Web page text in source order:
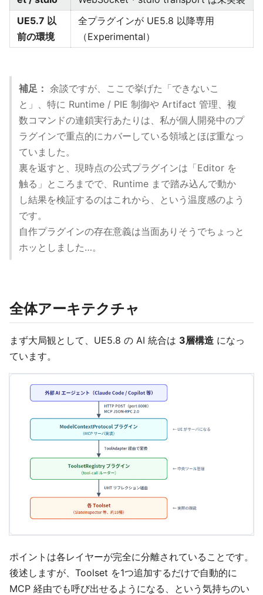
UE5.7 以
前の環境
全プラグインが UE5.8 以降専用
（Experimental）
補足： 余談ですが、ここで挙げた「できないこ
と」、特に Runtime / PIE 制御や Artifact 管理、複
数コマンドの連鎖実行あたりは、私が個人開発中のプ
ラグインで重点的にカバーしている領域とほぼ重なっ
ていました。
裏を返すと、現時点の公式プラグインは「Editor を
触る」ところまでで、Runtime まで踏み込んで動か
し結果を検証するのはこれから、という温度感のよう
です。
自作プラグインの存在意義は当面ありそうでちょっと
ホッとしました…。
全体アーキテクチャ
まず大局観として、UE5.8 の AI 統合は 3層構造 になっ
ています。
ポイントは各レイヤーが完全に分離されていることです。
後述しますが、Toolset を1つ追加するだけで自動的に
MCP 経由でも呼び出せるようになる、という気持ちのい